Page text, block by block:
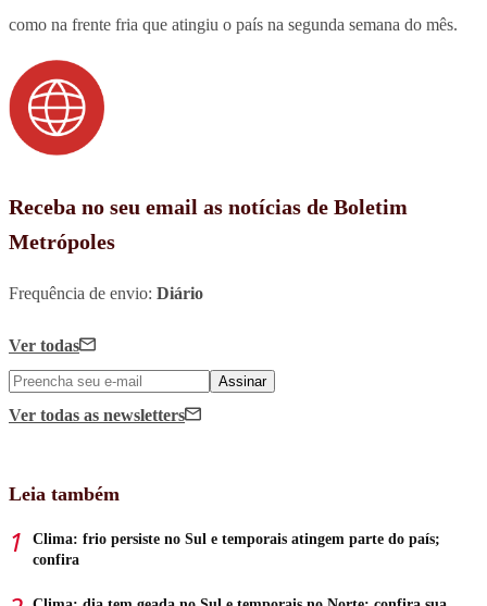
como na frente fria que atingiu o país na segunda semana do mês.
Receba no seu email as notícias de Boletim
Metrópoles
Frequência de envio: Diário
Ver todas
Assinar
Ver todas as newsletters
Leia também
Clima: frio persiste no Sul e temporais atingem parte do país;
confira